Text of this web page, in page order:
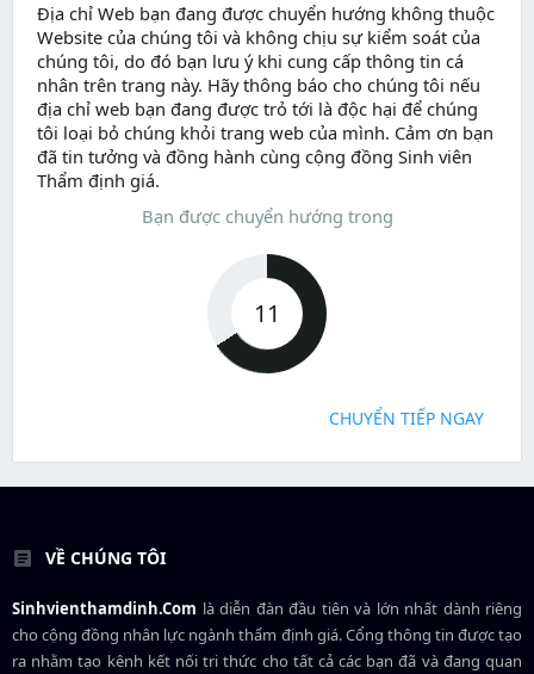
Địa chỉ Web bạn đang được chuyển hướng không thuộc
Website của chúng tôi và không chịu sự kiểm soát của
chúng tôi, do đó bạn lưu ý khi cung cấp thông tin cá
nhân trên trang này. Hãy thông báo cho chúng tôi nếu
địa chỉ web bạn đang được trỏ tới là độc hại để chúng
tôi loại bỏ chúng khỏi trang web của mình. Cảm ơn bạn
đã tin tưởng và đồng hành cùng cộng đồng Sinh viên
Thẩm định giá.
Bạn được chuyển hướng trong
11
CHUYỂN TIẾP NGAY
VỀ CHÚNG TÔI
Sinhvienthamdinh.Com là diễn đàn đầu tiên và lớn nhất dành riêng
cho cộng đồng nhân lực ngànhthẩm định giá. Cổng thông tin được tạo
ra nhằm tạo kênh kết nối tri thức cho tất cả các bạn đã và đang quan